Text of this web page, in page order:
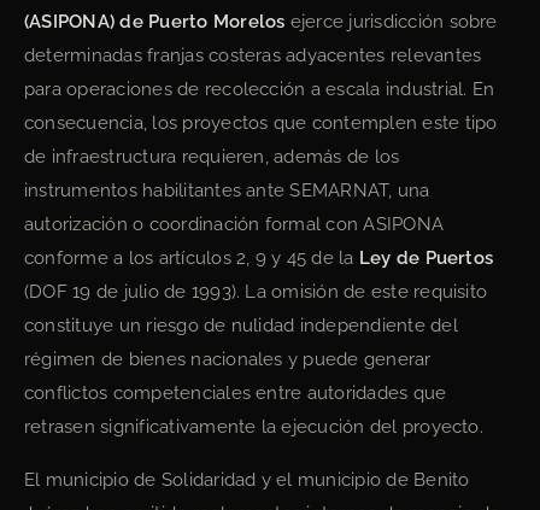
(ASIPONA) de Puerto Morelos ejerce jurisdicción sobre
determinadas franjas costeras adyacentes relevantes
para operaciones de recolección a escala industrial. En
consecuencia, los proyectos que contemplen este tipo
de infraestructura requieren, además de los
instrumentos habilitantes ante SEMARNAT, una
autorización o coordinación formal con ASIPONA
conforme a los artículos 2, 9 y 45 de la Ley de Puertos
(DOF 19 de julio de 1993). La omisión de este requisito
constituye un riesgo de nulidad independiente del
régimen de bienes nacionales y puede generar
conflictos competenciales entre autoridades que
retrasen significativamente la ejecución del proyecto.
El municipio de Solidaridad y el municipio de Benito